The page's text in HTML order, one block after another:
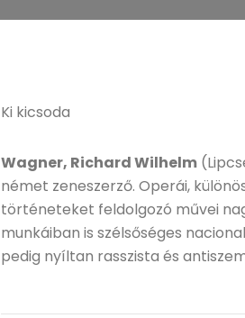
Ki kicsoda
Wagner, Richard Wilhelm
német zeneszerző. Operái,
történeteket feldolgozó művei
munkáiban is szélsőséges
pedig nyíltan rasszista és